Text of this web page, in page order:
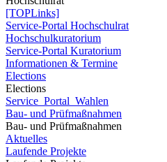
[TOPLinks]
Service-Portal Hochschulrat
Hochschulkuratorium
Service-Portal Kuratorium
Informationen & Termine
Elections
Elections
Service_Portal_Wahlen
Bau- und Prüfmaßnahmen
Bau- und Prüfmaßnahmen
Aktuelles
Laufende Projekte